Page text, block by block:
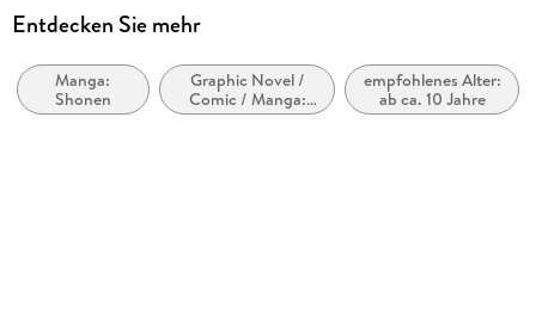
Autor/Autorin
Übersetzung
Josef Shanel
Entdecken Sie mehr
Manga:
Shonen
Graphic Novel /
Comic / Manga:
Krimi, Mystery und
empfohlenes Alter:
ab ca. 10 Jahre